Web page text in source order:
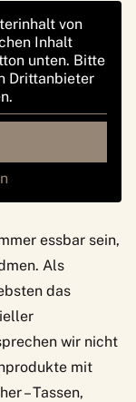
von
Inhalt
unten. Bitte
Drittanbieter
essbar sein,
Als
das
wir nicht
mit
– Tassen,